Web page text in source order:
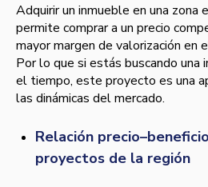
Adquirir un inmueble en una zona
permite comprar a un precio
mayor margen de valorización en
Por lo que si estás buscando una
el tiempo, este proyecto es una
las dinámicas del mercado.
Relación
proyectos de la región